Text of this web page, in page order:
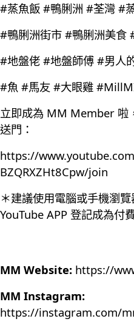
#蒸魚飯 #鴨脷洲 #荃灣 #
#鴨脷洲街市 #鴨脷洲美食
#地盤佬 #地盤師傅 #男人
#魚 #馬友 #大眼雞
立即成為 MM Member 啦
送門：
https://
BZQRXZHt8Cpw/join
＊建議使用電腦或手機瀏
YouTube APP 登記成為付
MM Website: https://
MM Instagram:
https://instagram.com/